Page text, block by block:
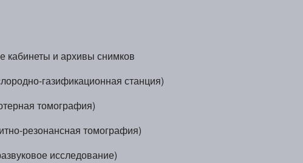
кабинеты и архивы снимков
газификационная станция)
томография)
резонансная томография)
исследование)